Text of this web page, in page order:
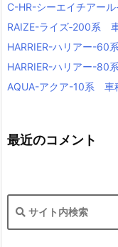
C-HR-シーエイチアー
RAIZE-ライズ‐200系
HARRIER-ハリアー-60
HARRIER-ハリアー-80
AQUA-アクア-10系 車
最近のコメント